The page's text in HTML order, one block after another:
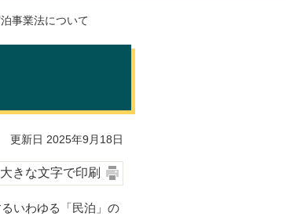
事業法について
更新日 2025年9月18日
大きな文字で印刷
いわゆる「民泊」の